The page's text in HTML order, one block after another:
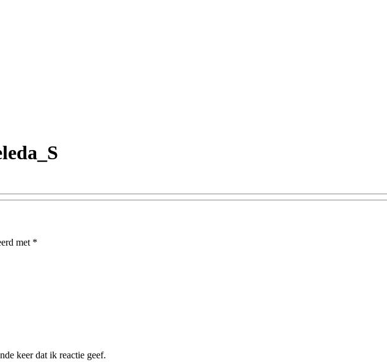
met *
keer dat ik reactie geef.